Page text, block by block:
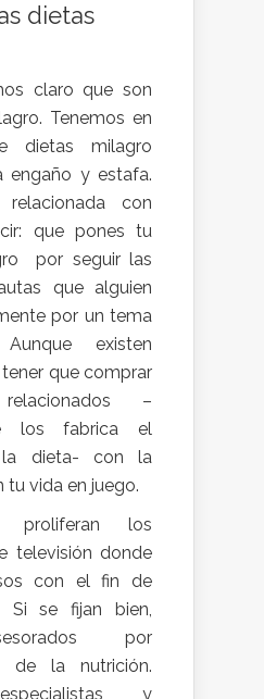
dietas
claro que son
Tenemos en
dietas milagro
engaño y estafa.
con
que pones tu
por seguir las
que alguien
por un tema
existen
que comprar
–
los fabrica el
dieta- con la
tu vida en juego.
proliferan los
televisión donde
con el fin de
Si se fijan bien,
por
de la nutrición.
y